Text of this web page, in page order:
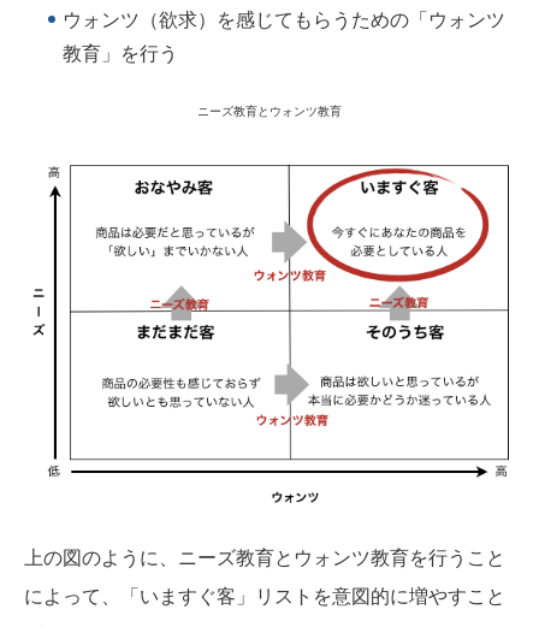
ウォンツ（欲求）を感じてもらうための「ウォンツ
教育」を行う
ニーズ教育とウォンツ教育
上の図のように、ニーズ教育とウォンツ教育を行うこと
によって、「いますぐ客」リストを意図的に増やすこと